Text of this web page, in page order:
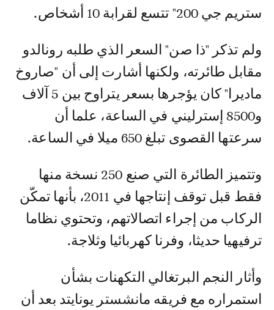
ستريم جي 200" تتسع لقرابة 10 أشخاص.
ولم تذكر "ذا صن" السعر الذي طلبه رونالدو
مقابل طائرته، ولكنها أشارت إلى أن "صاروخ
ماديرا" كان يؤجرها بسعر يتراوح بين 5 آلاف
و8500 إسترليني في الساعة، علما أن
سرعتها القصوى تبلغ 650 ميلا في الساعة.
وتتميز الطائرة التي صنع 250 نسخة منها
فقط قبل توقف إنتاجها في 2011، بأنها تمكّن
الركاب من إجراء اتصالاتهم، وتحتوي نظاما
ترفيهيا حديثا، وفرنا كهربائيا وثلاجة.
وأثار النجم البرتغالي التكهنات بشأن
استمراره مع فريقه مانشستر يونايتد بعد أن